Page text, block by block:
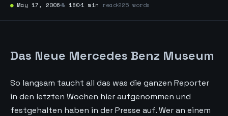
● May 17, 2006 № 180 1 min read 225 words
Das Neue Mercedes Benz Museum
So langsam taucht all das was die ganzen Reporter
in den letzten Wochen hier aufgenommen und
festgehalten haben in der Presse auf. Wer an einem